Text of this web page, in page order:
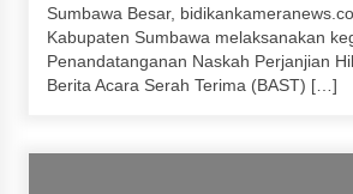
Capaian Program Pemerintah Kabupaten
Sumbawa Terus Dirasakan Masyarakat
1 bulan ago
Sumbawa Besar,
Kabupaten Sumbawa melaksanakan
Penandatanganan Naskah Perjanjian
Berita Acara Serah Terima (BAST) […]